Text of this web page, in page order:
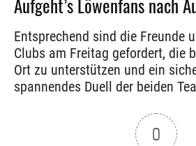
Aufgeht’s Löwenfans nach
Entsprechend sind die Freunde
Clubs am Freitag gefordert, die
Ort zu unterstützen und ein
spannendes Duell der beiden
0